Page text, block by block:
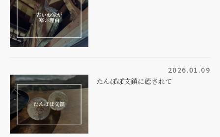
2026.01.09
たんぽぽ文鎮に癒されて